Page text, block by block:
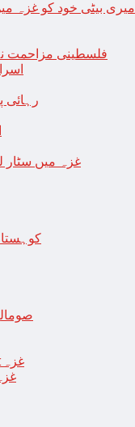
میری بیٹی خود کو غزہ
فلسطینی مزاحمت
اسرائیل
رہائی
غزہ میں سٹار
< >
صومالیہ میں سیلاب
غزہ: 49 دن اسرائیلی بمباری کے بعد عارضی جنگ